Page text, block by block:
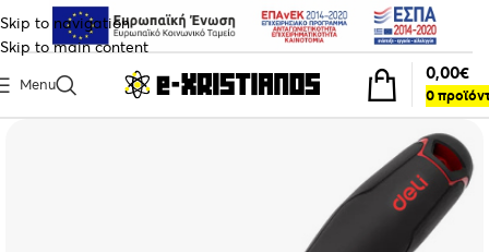
Skip to navigation
Skip to main content
Menu
0
0,00€